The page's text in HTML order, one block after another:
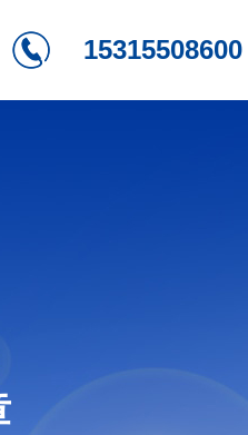
15315508600